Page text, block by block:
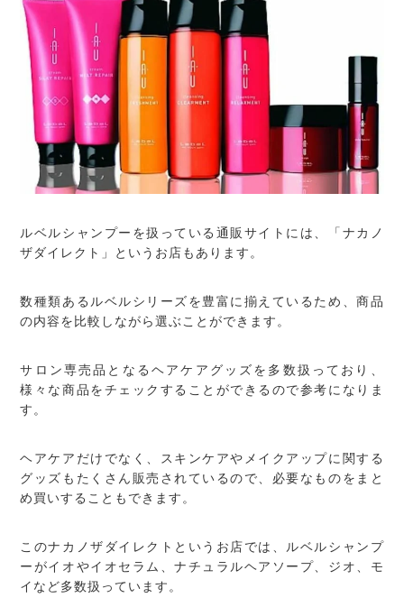
ルベルシャンプーを扱っている通販サイトには、「ナカノ
ザダイレクト」というお店もあります。
数種類あるルベルシリーズを豊富に揃えているため、商品
の内容を比較しながら選ぶことができます。
サロン専売品となるヘアケアグッズを多数扱っており、
様々な商品をチェックすることができるので参考になりま
す。
ヘアケアだけでなく、スキンケアやメイクアップに関する
グッズもたくさん販売されているので、必要なものをまと
め買いすることもできます。
このナカノザダイレクトというお店では、ルベルシャンプ
ーがイオやイオセラム、ナチュラルヘアソープ、ジオ、モ
イなど多数扱っています。